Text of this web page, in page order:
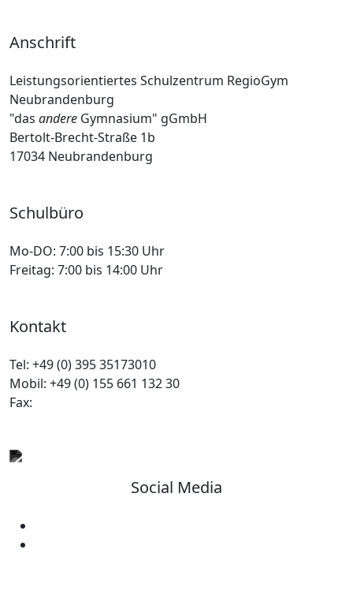
Anschrift
Leistungsorientiertes Schulzentrum RegioGym
Neubrandenburg
"das andere Gymnasium" gGmbH
Bertolt-Brecht-Straße 1b
17034 Neubrandenburg
Schulbüro
Mo-DO: 7:00 bis 15:30 Uhr
Freitag: 7:00 bis 14:00 Uhr
Kontakt
Tel: +49 (0) 395 35173010
Mobil: +49 (0) 155 661 132 30
Fax:
Social Media